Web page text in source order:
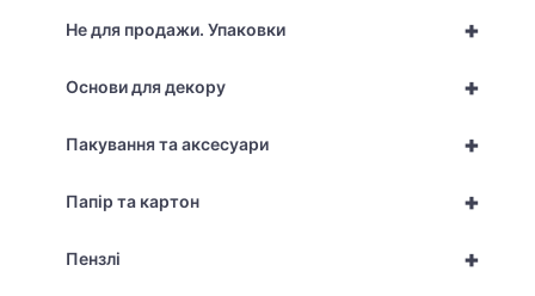
+
Не для продажи. Упаковки
+
Основи для декору
+
Пакування та аксесуари
+
Папір та картон
+
Пензлі